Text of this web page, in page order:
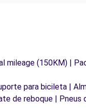
mileage (150KM) |
para bicileta |
de reboque | Pneus